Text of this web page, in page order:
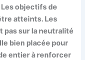
objectifs de
atteints. Les
pas sur la neutralité
bien placée pour
entier à renforcer